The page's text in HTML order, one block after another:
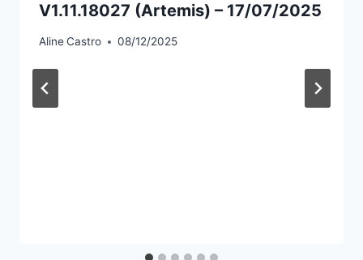
V1.11.18027 (Artemis) – 17/07/2025
AlineCastro 08/12/2025